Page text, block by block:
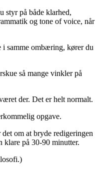
styr på både klarhed,
og tone of voice, når
i samme ombæring, kører du
så mange vinkler på
der. Det er helt normalt.
opgave.
om at bryde redigeringen
klare på 30-90 minutter.